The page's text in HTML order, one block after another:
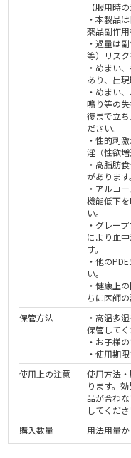
【服用時
・本製品
薬品副作用
・過量は
等）リスク
・めまい
あり、出
・めまい
鳴り等の
復まで立
ださい。
・性的刺
淫（性欲増
・高脂肪
があります。
・アルコ
機能低下
い。
・グレー
により血
す。
・他の
い。
・健康上
ちに医師
保管方法
・高温多
保管してく
・お子様
・使用期
使用上の注意
使用方法
ります。
品が合わ
してくださ
購入数量
用法用量